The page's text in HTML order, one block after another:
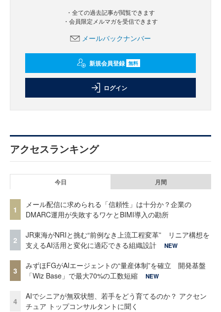
・全ての過去記事が閲覧できます
・会員限定メルマガを受信できます
メールバックナンバー
新規会員登録 無料
ログイン
アクセスランキング
今日 月間
1
メール配信に求められる「信頼性」は十分か？企業の
DMARC運用が失敗するワケとBIMI導入の勘所
2
JR東海がNRIと挑む“前例なき上流工程変革” リニア構想を
支えるAI活用と変化に適応できる組織設計
NEW
3
みずほFGがAIエージェントの“量産体制”を確立 開発基盤
「Wiz Base」で最大70%の工数短縮
NEW
4
AIでシニアが無双状態、若手をどう育てるのか？ アクセン
チュア トップコンサルタントに聞く